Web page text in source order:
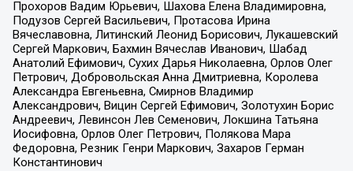
Прохоров Вадим Юрьевич, Шахова Елена Владимировна,
Подузов Сергей Васильевич, Протасова Ирина
Вячеславовна, Литинский Леонид Борисович, Лукашевский
Сергей Маркович, Бахмин Вячеслав Иванович, Шабад
Анатолий Ефимович, Сухих Дарья Николаевна, Орлов Олег
Петрович, Добровольская Анна Дмитриевна, Королева
Александра Евгеньевна, Смирнов Владимир
Александрович, Вицин Сергей Ефимович, Золотухин Борис
Андреевич, Левинсон Лев Семенович, Локшина Татьяна
Иосифовна, Орлов Олег Петрович, Полякова Мара
Федоровна, Резник Генри Маркович, Захаров Герман
Константинович